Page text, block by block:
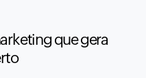
que gera